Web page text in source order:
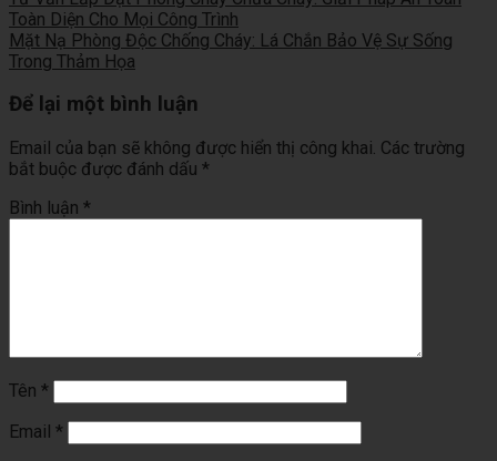
Toàn Diện Cho Mọi Công Trình
Mặt Nạ Phòng Độc Chống Cháy: Lá Chắn Bảo Vệ Sự Sống
Trong Thảm Họa
Để lại một bình luận
Email của bạn sẽ không được hiển thị công khai. Các trường
bắt buộc được đánh dấu *
Bình luận *
Tên *
Email *